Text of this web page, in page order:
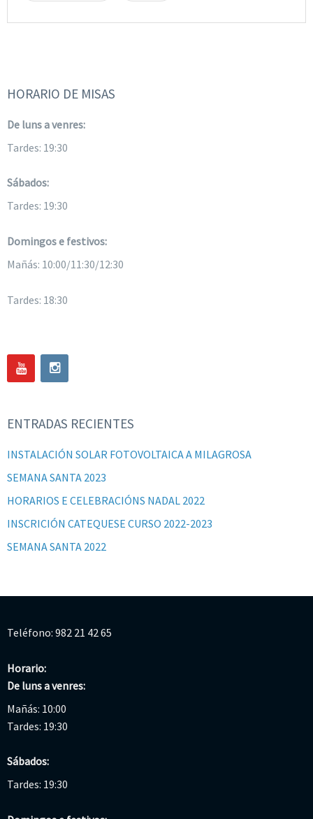
HORARIO DE MISAS
De luns a venres:
Tardes: 19:30
Sábados:
Tardes: 19:30
Domingos e festivos:
Mañás: 10:00/11:30/12:30
Tardes: 18:30
ENTRADAS RECIENTES
INSTALACIÓN SOLAR FOTOVOLTAICA A MILAGROSA
SEMANA SANTA 2023
HORARIOS E CELEBRACIÓNS NADAL 2022
INSCRICIÓN CATEQUESE CURSO 2022-2023
SEMANA SANTA 2022
Teléfono: 982 21 42 65
Horario:
De luns a venres:
Mañás: 10:00
Tardes: 19:30
Sábados:
Tardes: 19:30